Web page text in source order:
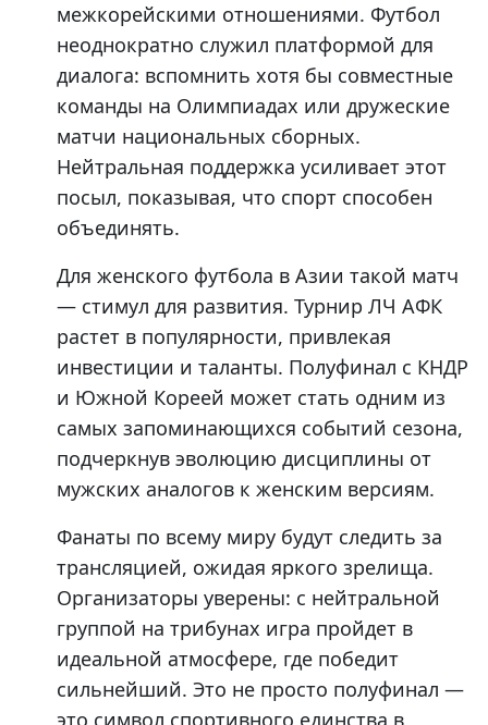
межкорейскими отношениями. Футбол
неоднократно служил платформой для
диалога: вспомнить хотя бы совместные
команды на Олимпиадах или дружеские
матчи национальных сборных.
Нейтральная поддержка усиливает этот
посыл, показывая, что спорт способен
объединять.
Для женского футбола в Азии такой матч
— стимул для развития. Турнир ЛЧ АФК
растет в популярности, привлекая
инвестиции и таланты. Полуфинал с КНДР
и Южной Кореей может стать одним из
самых запоминающихся событий сезона,
подчеркнув эволюцию дисциплины от
мужских аналогов к женским версиям.
Фанаты по всему миру будут следить за
трансляцией, ожидая яркого зрелища.
Организаторы уверены: с нейтральной
группой на трибунах игра пройдет в
идеальной атмосфере, где победит
сильнейший. Это не просто полуфинал —
это символ спортивного единства в